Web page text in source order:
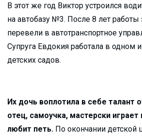
В этот же год Виктор устроился
на автобазу №3. После 8 лет работы
перевели в автотранспортное
Супруга Евдокия работала в одном
детских садов.
Их дочь воплотила в себе талант
отец, самоучка, мастерски
любит петь. По окончании